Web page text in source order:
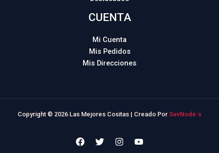
CUENTA
Mi Cuenta
Mis Pedidos
Mis Direcciones
Copyright © 2026 Las Mejores Cositas | Creado Por SevNode´s